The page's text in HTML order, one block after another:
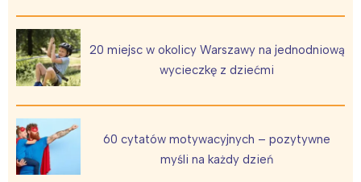
20 miejsc w okolicy Warszawy na jednodniową
wycieczkę z dziećmi
60 cytatów motywacyjnych – pozytywne
myśli na każdy dzień